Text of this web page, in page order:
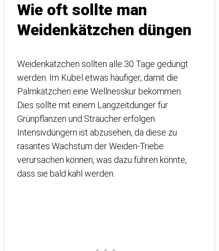
Wie oft sollte man
Weidenkätzchen düngen
Weidenkätzchen sollten alle 30 Tage gedüngt
werden. Im Kübel etwas häufiger, damit die
Palmkätzchen eine Wellnesskur bekommen.
Dies sollte mit einem Langzeitdünger für
Grünpflanzen und Sträucher erfolgen.
Intensivdüngern ist abzusehen, da diese zu
rasantes Wachstum der Weiden-Triebe
verursachen können, was dazu führen könnte,
dass sie bald kahl werden.